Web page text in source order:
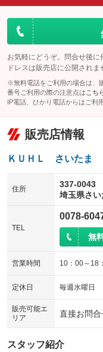
エアサスペンション
お気軽にどうぞ。問合せ後
ドレスは販売店に公開されま
※無料電話をご利用の場合は、
番号ご利用の際の注意点は こち
IP電話、ひかり電話からはご利
販売店情報
ＫＵＨＬ さいたま
住所
337-0043
埼玉県さ
TEL
0078-
無
営業時間 10：00～18
定休日 毎週水曜日
販売可能エ
リア
直接お問
スタッフ紹介